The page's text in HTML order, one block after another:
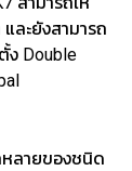
ละยังสามารถ
ง Double
หลายของชนิด